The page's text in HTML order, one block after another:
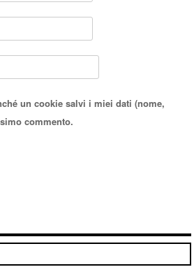
un cookie salvi i miei dati (nome,
commento.